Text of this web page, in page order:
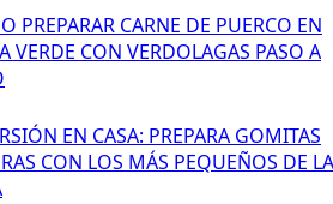
PREPARAR CARNE DE PUERCO EN
VERDE CON VERDOLAGAS PASO A
EN CASA: PREPARA GOMITAS
CON LOS MÁS PEQUEÑOS DE LA